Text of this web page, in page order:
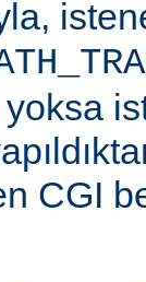
CGI